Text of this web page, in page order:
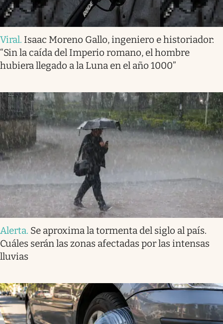
Viral. Isaac Moreno Gallo, ingeniero e historiador:
“Sin la caída del Imperio romano, el hombre
hubiera llegado a la Luna en el año 1000”
Alerta. Se aproxima la tormenta del siglo al país.
Cuáles serán las zonas afectadas por las intensas
lluvias